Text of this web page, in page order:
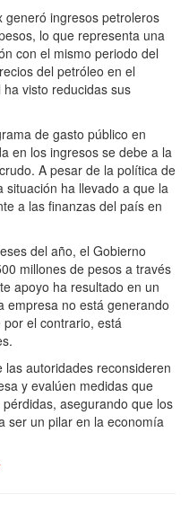
generó ingresos petroleros
lo que representa una
con el mismo periodo del
del petróleo en el
visto reducidas sus
de gasto público en
en los ingresos se debe a la
A pesar de la política de
situación ha llevado a que la
a las finanzas del país en
del año, el Gobierno
millones de pesos a través
apoyo ha resultado en un
empresa no está generando
el contrario, está
autoridades reconsideren
y evalúen medidas que
asegurando que los
ser un pilar en la economía